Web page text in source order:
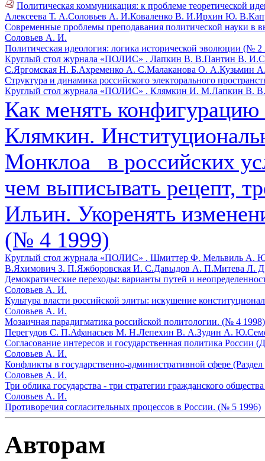
Политическая коммуникация: к проблеме теоретической
Алексеева Т. А.Соловьев А. И.Коваленко В. И.Ирхин Ю. В.
Современные проблемы преподавания политической науки
Соловьев А. И.
Политическая идеология: логика исторической эволюции (№ 2
Круглый стол журнала «ПОЛИС» . Лапкин В. В.Пантин В. И.
С.Яргомская Н. Б.Ахременко А. С.Малаканова О. А.Кузьмин
Структура и динамика российского электорального
Круглый стол журнала «ПОЛИС» . Клямкин И. М.Лапкин В. В.
Как менять
Клямкин.
Монклоа_ в российских
чем выписывать рецепт,
Ильин. Укоренять
(№ 4 1999)
Круглый стол журнала «ПОЛИС» . Шмиттер Ф. Мельвиль А.
В.Яхимович З. П.Яжборовская И. С.Давыдов А. П.Митева Л.
Демократические переходы: варианты путей и
Соловьев А. И.
Культура власти российской элиты: искушение
Соловьев А. И.
Мозаичная парадигматика российской политологии. (№ 4 1998)
Перегудов С. П.Афанасьев М. Н.Лепехин В. А.Зудин А. Ю.
Согласование интересов и государственная политика России
Соловьев А. И.
Конфликты в государственно-административной сфере
Соловьев А. И.
Три облика государства - три стратегии гражданского
Соловьев А. И.
Противоречия согласительных процессов в России. (№ 5 1996)
Авторам